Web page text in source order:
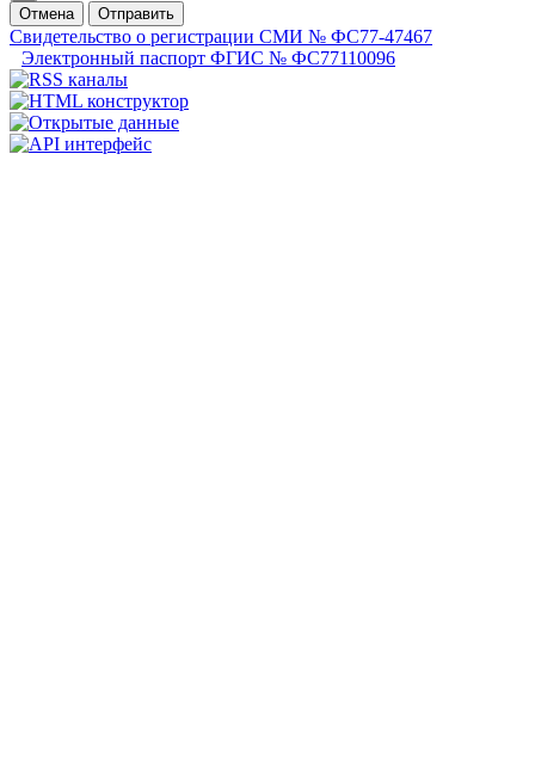
Отмена
Отправить
Свидетельство о регистрации СМИ № ФС77-47467
Электронный паспорт ФГИС № ФС77110096